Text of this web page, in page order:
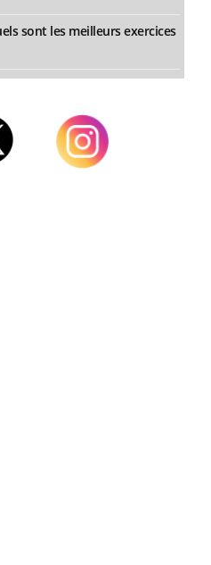
sont les meilleurs exercices